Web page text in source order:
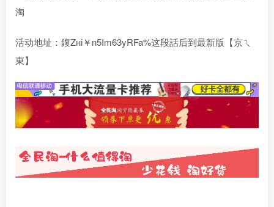
活动地址：鍑Ζнi￥n5Im63yRFa%这段話后到最新版【京ㄟ
東】